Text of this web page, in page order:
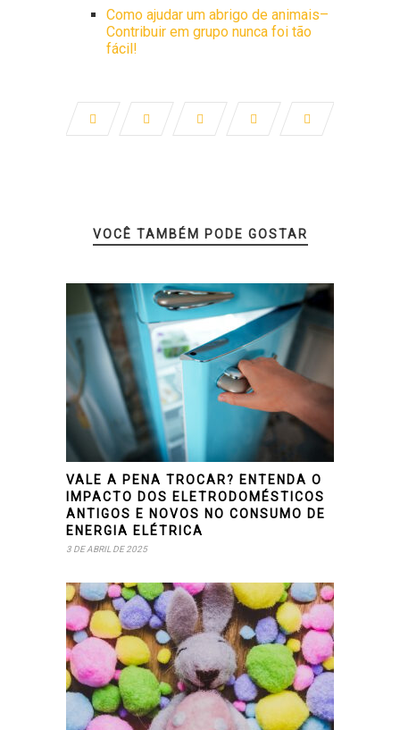
Como ajudar um abrigo de animais–
Contribuir em grupo nunca foi tão
fácil!
VOCÊ TAMBÉM PODE GOSTAR
VALE A PENA TROCAR? ENTENDA O
IMPACTO DOS ELETRODOMÉSTICOS
ANTIGOS E NOVOS NO CONSUMO DE
ENERGIA ELÉTRICA
3 DE ABRIL DE 2025